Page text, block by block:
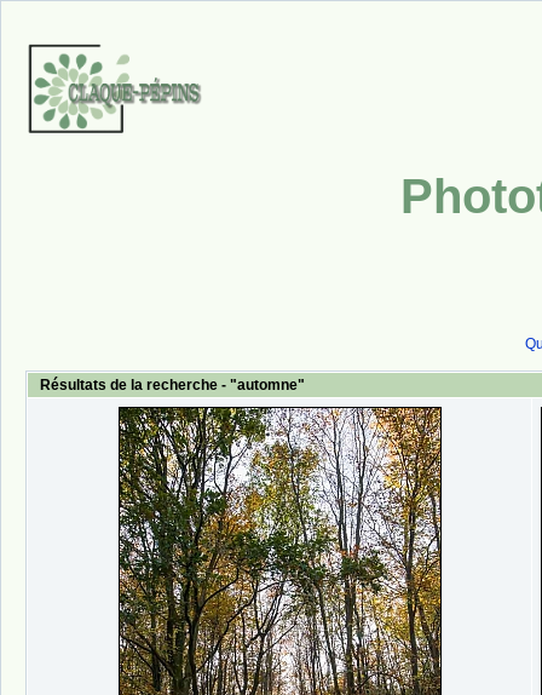
Résultats de la recherche - "automne"